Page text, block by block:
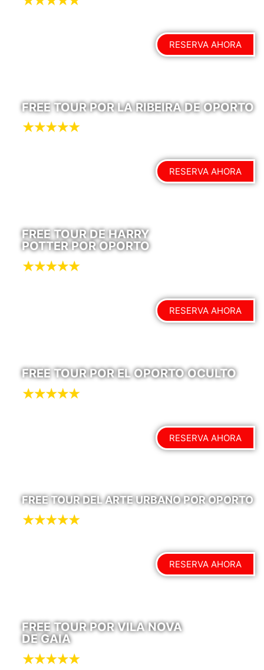
RESERVA AHORA
FREE TOUR POR LA RIBEIRA DE OPORTO
RESERVA AHORA
FREE TOUR DE HARRY
POTTER POR OPORTO
RESERVA AHORA
FREE TOUR POR EL OPORTO OCULTO
RESERVA AHORA
FREE TOUR DEL ARTE URBANO POR OPORTO
RESERVA AHORA
FREE TOUR POR VILA NOVA
DE GAIA